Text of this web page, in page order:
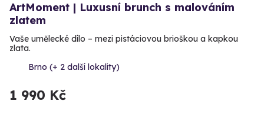
ArtMoment | Luxusní brunch s malováním
zlatem
Vaše umělecké dílo – mezi pistáciovou brioškou a kapkou
zlata.
Brno (+ 2 další lokality)
1 990 Kč